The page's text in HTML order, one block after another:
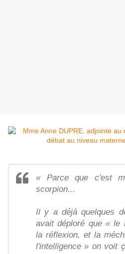
« Parce que c'est
scorpion...
Il y a déjà quelques
avait déploré que « le
la réflexion, et la
l'intelligence » on voit